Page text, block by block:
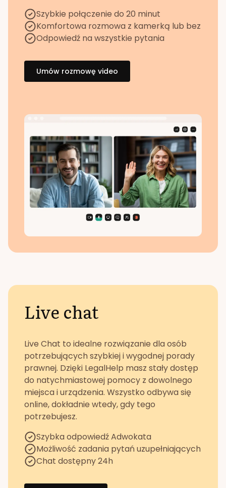
Szybkie połączenie do 20 minut
Komfortowa rozmowa z kamerką lub bez
Odpowiedź na wszystkie pytania
Umów rozmowę video
Live chat
Live Chat to idealne rozwiązanie dla osób
potrzebujących szybkiej i wygodnej porady
prawnej. Dzięki LegalHelp masz stały dostęp
do natychmiastowej pomocy z dowolnego
miejsca i urządzenia. Wszystko odbywa się
online, dokładnie wtedy, gdy tego
potrzebujesz.
Szybka odpowiedź Adwokata
Możliwość zadania pytań uzupełniających
Chat dostępny 24h